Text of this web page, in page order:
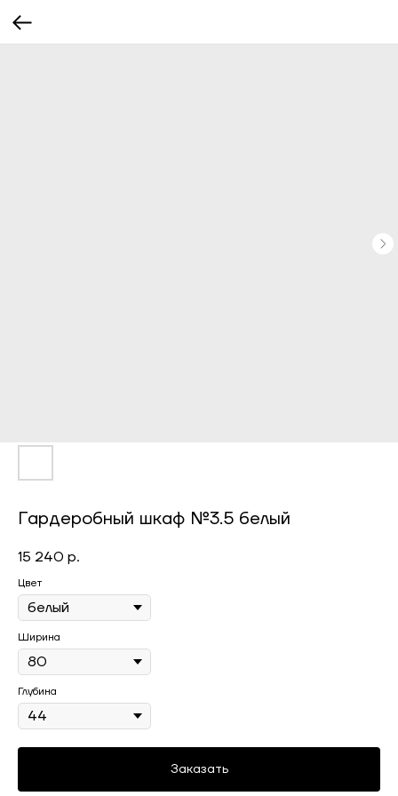
Гардеробный шкаф №3.5 белый
15 240 р.
Цвет
Ширина
Глубина
Заказать